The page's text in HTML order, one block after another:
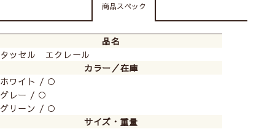
商品スペック
品名
タッセル エクレール
カラー／在庫
ホワイト / ○
グレー / ○
グリーン / ○
サイズ・重量